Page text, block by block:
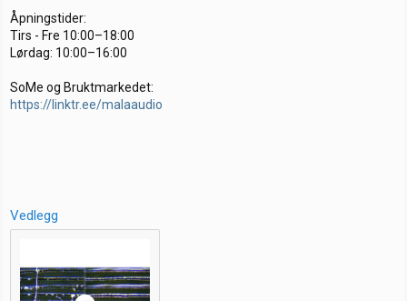
Åpningstider:
Tirs - Fre 10:00–18:00
Lørdag: 10:00–16:00
SoMe og Bruktmarkedet:
https://linktr.ee/malaaudio
Vedlegg